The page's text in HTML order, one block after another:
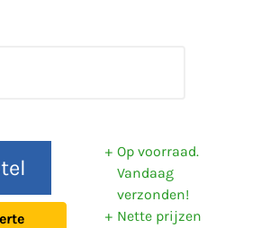
Op voorraad.
Vandaag
verzonden!
Nette prijzen